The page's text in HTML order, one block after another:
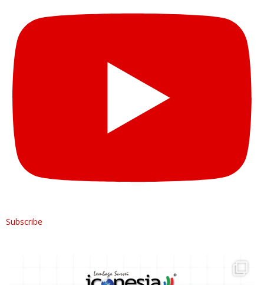
Subscribe
Data survei yang baik...